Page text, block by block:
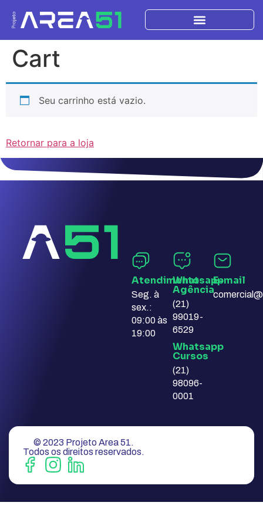
Cart
Seu carrinho está vazio.
Retornar para a loja
Atendimento
Seg. à
sex.:
09:00 às
19:00
Whatsapp
Agência​
(21)
99019-
6529
Whatsapp
Cursos​
(21)
98096-
0001
E-mail​
© 2023 Projeto Area 51.
Todos os direitos reservados.